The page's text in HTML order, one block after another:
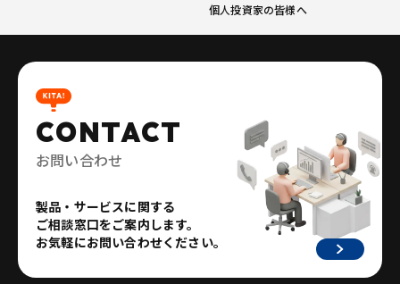
個人投資家の皆様へ
CONTACT
お問い合わせ
製品・サービスに関する
ご相談窓口をご案内します。
お気軽にお問い合わせください。